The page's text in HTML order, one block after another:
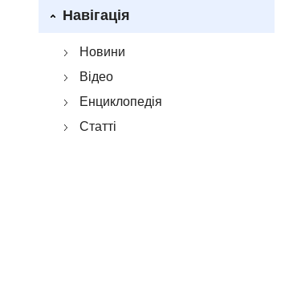
Навігація
Новини
Відео
Енциклопедія
Статті